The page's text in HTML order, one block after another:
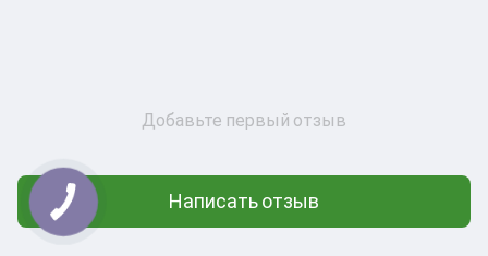
Добавьте первый отзыв
Написать отзыв